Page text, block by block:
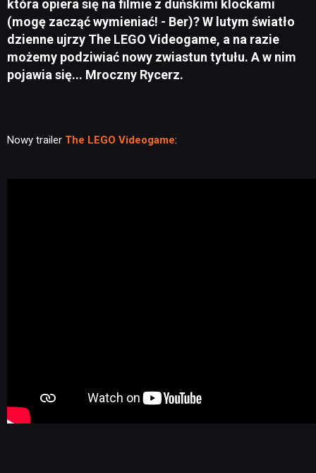
która opiera się na filmie z duńskimi klockami
(mogę zacząć wymieniać! - Ber)? W lutym światło
dzienne ujrzy The LEGO Videogame, a na razie
możemy podziwiać nowy zwiastun tytułu. A w nim
pojawia się... Mroczny Rycerz.
Nowy trailer The LEGO Videogame: